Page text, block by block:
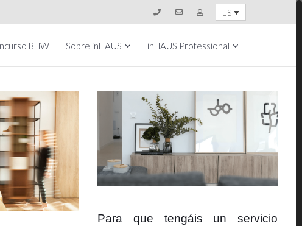
ES
BHW Sobre inHAUS inHAUS Professional
Para que tengáis un servicio